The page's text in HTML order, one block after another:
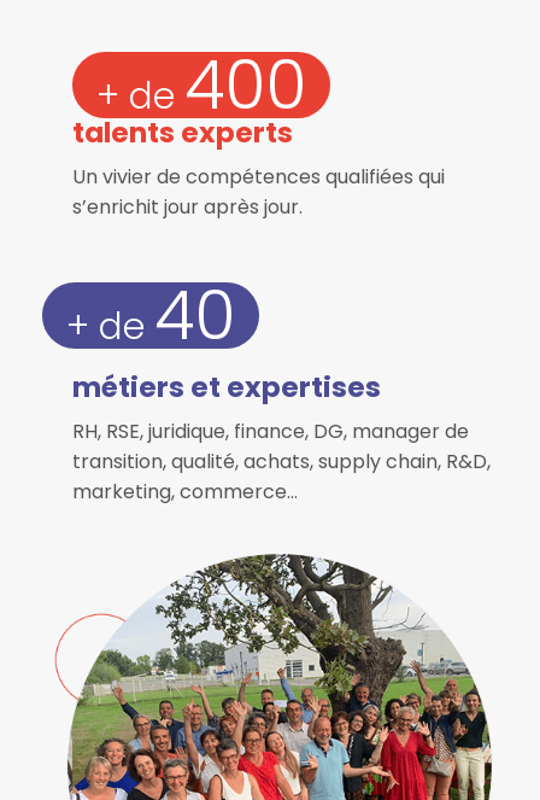
+ de 400
talents experts
Un vivier de compétences qualifiées qui
s’enrichit jour après jour.
+ de 40
métiers et expertises
RH, RSE, juridique, finance, DG, manager de
transition, qualité, achats, supply chain, R&D,
marketing, commerce…